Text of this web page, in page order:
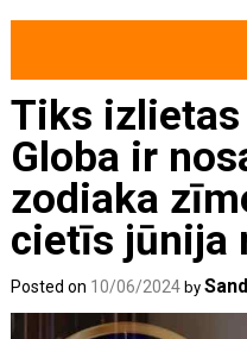
Tiks izlietas
Globa ir
zodiaka
cietīs jūnija
Posted on 10/06/2024 by